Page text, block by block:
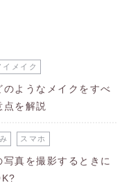
イメイク
ようなメイクをすべ
を解説
スマホ
真を撮影するときに